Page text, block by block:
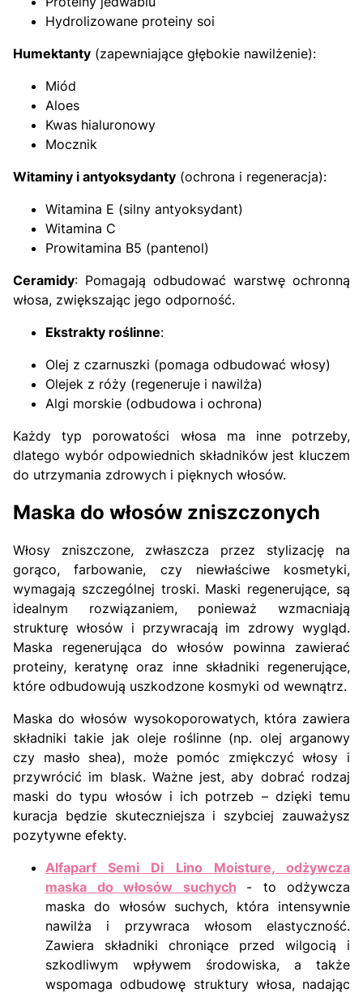
Hydrolizowane proteiny soi
Humektanty (zapewniające głębokie nawilżenie):
Miód
Aloes
Kwas hialuronowy
Mocznik
Witaminy i antyoksydanty (ochrona i regeneracja):
Witamina E (silny antyoksydant)
Witamina C
Prowitamina B5 (pantenol)
Ceramidy: Pomagają odbudować warstwę ochronną
włosa, zwiększając jego odporność.
Ekstrakty roślinne:
Olej z czarnuszki (pomaga odbudować włosy)
Olejek z róży (regeneruje i nawilża)
Algi morskie (odbudowa i ochrona)
Każdy typ porowatości włosa ma inne potrzeby,
dlatego wybór odpowiednich składników jest kluczem
do utrzymania zdrowych i pięknych włosów.
Maska do włosów zniszczonych
Włosy zniszczone, zwłaszcza przez stylizację na
gorąco, farbowanie, czy niewłaściwe kosmetyki,
wymagają szczególnej troski. Maski regenerujące, są
idealnym rozwiązaniem, ponieważ wzmacniają
strukturę włosów i przywracają im zdrowy wygląd.
Maska regenerująca do włosów powinna zawierać
proteiny, keratynę oraz inne składniki regenerujące,
które odbudowują uszkodzone kosmyki od wewnątrz.
Maska do włosów wysokoporowatych, która zawiera
składniki takie jak oleje roślinne (np. olej arganowy
czy masło shea), może pomóc zmiękczyć włosy i
przywrócić im blask. Ważne jest, aby dobrać rodzaj
maski do typu włosów i ich potrzeb – dzięki temu
kuracja będzie skuteczniejsza i szybciej zauważysz
pozytywne efekty.
Alfaparf Semi Di Lino Moisture, odżywcza
maska do włosów suchych
- to odżywcza
maska do włosów suchych, która intensywnie
nawilża i przywraca włosom elastyczność.
Zawiera składniki chroniące przed wilgocią i
szkodliwym wpływem środowiska, a także
wspomaga odbudowę struktury włosa, nadając